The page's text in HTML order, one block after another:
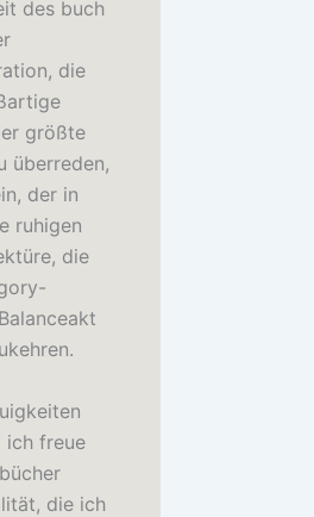
des buch
die
größte
überreden,
der in
ruhigen
die
ich freue
die ich